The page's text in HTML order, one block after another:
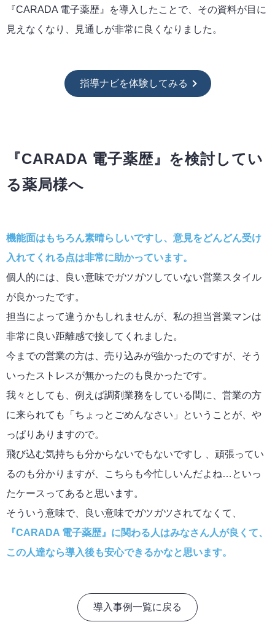
『CARADA 電子薬歴』を導入したことで、その資料が目に
見えなくなり、見通しが非常に良くなりました。
指導ナビを体験してみる
『CARADA 電子薬歴』を検討してい
る薬局様へ
機能面はもちろん素晴らしいですし、意見をどんどん受け
入れてくれる点は非常に助かっています。
個人的には、良い意味でガツガツしていない営業スタイル
が良かったです。
担当によって違うかもしれませんが、私の担当営業マンは
非常に良い距離感で接してくれました。
今までの営業の方は、売り込みが強かったのですが、そう
いったストレスが無かったのも良かったです。
我々としても、例えば調剤業務をしている間に、営業の方
に来られても「ちょっとごめんなさい」ということが、や
っぱりありますので。
飛び込む気持ちも分からないでもないですし 、頑張ってい
るのも分かりますが、こちらも今忙しいんだよね…といっ
たケースってあると思います。
そういう意味で、良い意味でガツガツされてなくて、
『CARADA 電子薬歴』に関わる人はみなさん人が良くて、
この人達なら導入後も安心できるかなと思います。
導入事例一覧に戻る